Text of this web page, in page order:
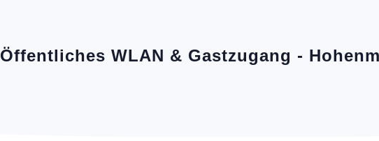
Öffentliches WLAN & Gastzugang -